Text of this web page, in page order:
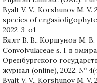
Byalt V. V., Korshunov M.
species of
2022-3-o1
Бялт В. В., Коршунов М.
Convolvulaceae s. l. в
Оренбургского
журнал (online), 2022. №
Byalt V. V., Korshunov M.